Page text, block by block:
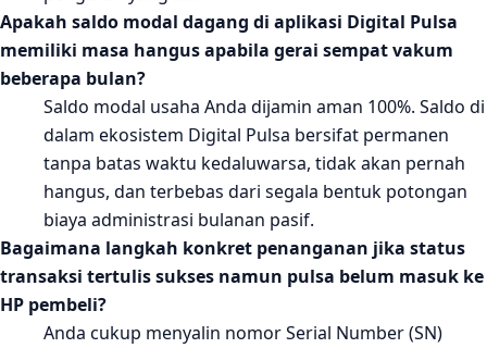
Apakah saldo modal dagang di aplikasi Digital Pulsa
memiliki masa hangus apabila gerai sempat vakum
beberapa bulan?
Saldo modal usaha Anda dijamin aman 100%. Saldo di
dalam ekosistem Digital Pulsa bersifat permanen
tanpa batas waktu kedaluwarsa, tidak akan pernah
hangus, dan terbebas dari segala bentuk potongan
biaya administrasi bulanan pasif.
Bagaimana langkah konkret penanganan jika status
transaksi tertulis sukses namun pulsa belum masuk ke
HP pembeli?
Anda cukup menyalin nomor Serial Number (SN)